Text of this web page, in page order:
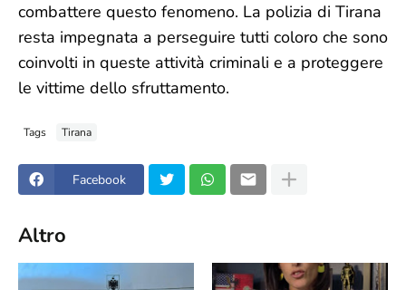
combattere questo fenomeno. La polizia di Tirana
resta impegnata a perseguire tutti coloro che sono
coinvolti in queste attività criminali e a proteggere
le vittime dello sfruttamento.
Tags Tirana
Facebook
Altro